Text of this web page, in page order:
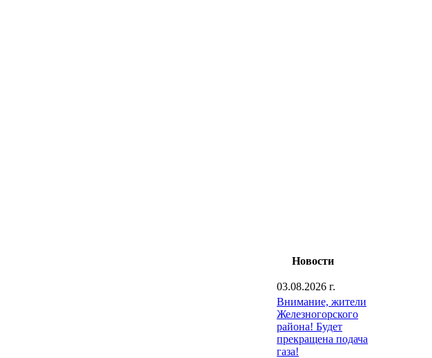
Новости
03.08.2026 г.
Внимание, жители
Железногорского
района! Будет
прекращена подача
газа!